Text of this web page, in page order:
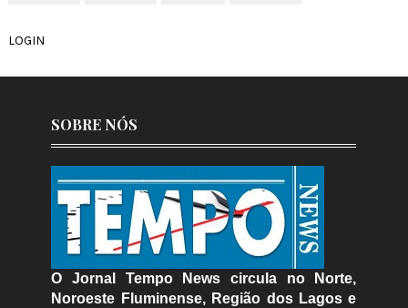
LOGIN
SOBRE NÓS
O Jornal Tempo News circula no Norte,
Noroeste Fluminense, Região dos Lagos e